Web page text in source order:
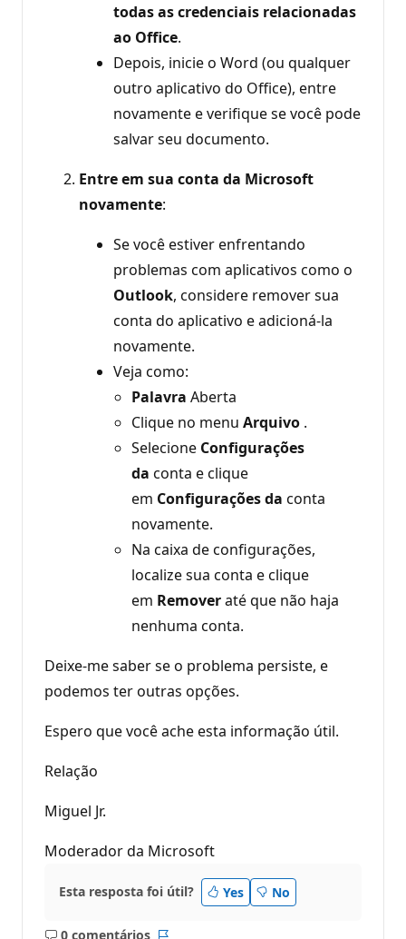
todas as credenciais relacionadas
ao Office.
Depois, inicie o Word (ou qualquer
outro aplicativo do Office), entre
novamente e verifique se você pode
salvar seu documento.
Entre em sua conta da Microsoft
novamente:
Se você estiver enfrentando
problemas com aplicativos como o
Outlook, considere remover sua
conta do aplicativo e adicioná-la
novamente.
Veja como:
Palavra Aberta
Clique no menu Arquivo .
Selecione Configurações
da conta e clique
em Configurações da conta
novamente.
Na caixa de configurações,
localize sua conta e clique
em Removeraté que não haja
nenhuma conta.
Deixe-me saber se o problema persiste, e
podemos ter outras opções.
Espero que você ache esta informação útil.
Relação
Miguel Jr.
Moderador da Microsoft
Esta resposta foi útil? Yes No
0 comentários